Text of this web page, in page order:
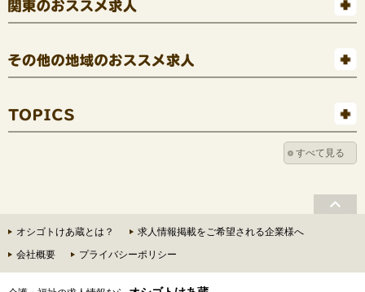
関東のオススメ求人
その他の地域のオススメ求人
すべて見る
オシゴトけあ蔵とは？
求人情報掲載をご希望される企業様へ
会社概要
プライバシーポリシー